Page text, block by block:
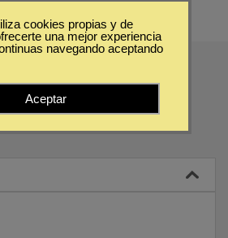
Soria
Universitarias
cookies propias y de
una mejor experiencia
navegando aceptando
Aceptar